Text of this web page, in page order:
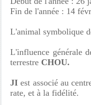
Fin de l'année : 14
L'animal symbolique
L'influence générale
terrestre CHOU.
JI est associé au
rate, et à la fidélité.